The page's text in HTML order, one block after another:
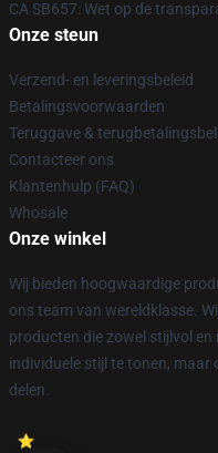
CA SB657: Wet op de
Onze steun
Verzend- en leveringsbeleid
Betalingsvoorwaarden
Teruggave &
Contacteer ons
Klantenhulp (FAQ)
Whosale
Onze winkel
Wij bieden hoogwaardige
ons team van wereldklasse.
producten die zowel stijlvol en
individuele stijl te tonen,
delen.